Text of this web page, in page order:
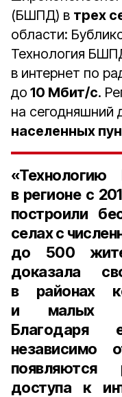
(БШПД) в трех
области:
Технология
в интернет по
до 10 Мбит/с.
на сегодняшний
населенных
в регионе с
построили
селахс
до 500
доказала
в районах
и малых
Благодаря
независимо
появляются
доступа к